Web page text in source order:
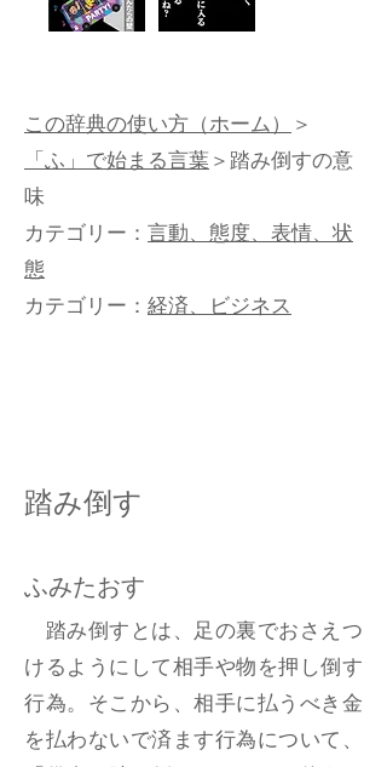
この辞典の使い方（ホーム）＞
「ふ」で始まる言葉＞踏み倒すの意
味
カテゴリー： 言動、態度、表情、状
態
カテゴリー： 経済、ビジネス
踏み倒す
ふみたおす
踏み倒すとは、足の裏でおさえつ
けるようにして相手や物を押し倒す
行為。そこから、相手に払うべき金
を払わないで済ます行為について、